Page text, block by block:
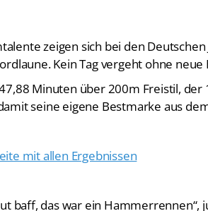
zeigen sich bei den
Kein Tag vergeht ohne
Minuten über 200m Freistil, der
seine eigene Bestmarke aus
mit allen Ergebnissen
baff, das war ein Hammerrennen“,